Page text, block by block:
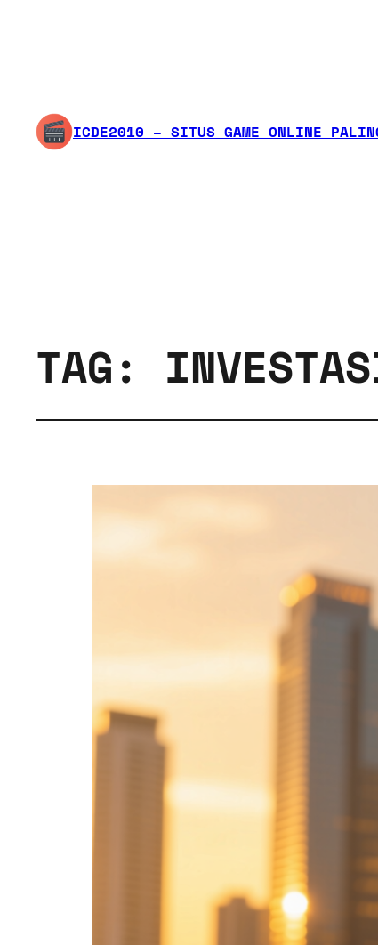
ICDE2010 – SITUS GAME ONLINE
TAG: